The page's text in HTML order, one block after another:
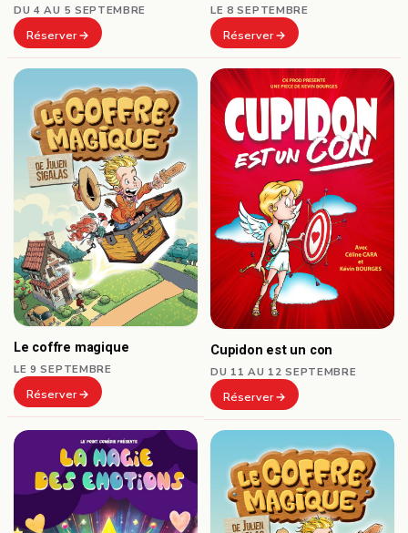
DU 4 AU 5 SEPTEMBRE
Réserver
LE 8 SEPTEMBRE
Réserver
Le coffre magique
LE 9 SEPTEMBRE
Réserver
Cupidon est un con
DU 11 AU 12 SEPTEMBRE
Réserver